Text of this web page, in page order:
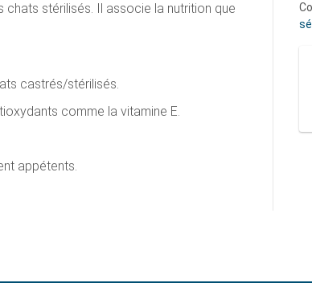
chats stérilisés. Il associe la nutrition que
castrés/stérilisés.
comme la vitamine E.
appétents.